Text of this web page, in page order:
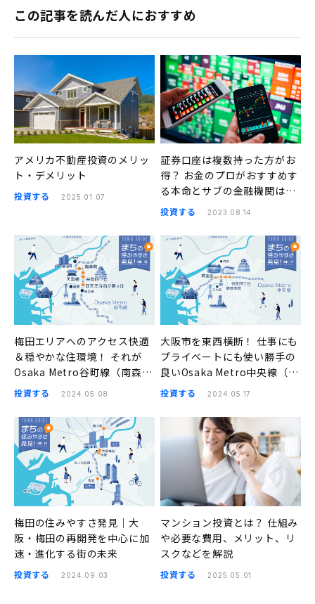
この記事を読んだ人におすすめ
アメリカ不動産投資のメリッ
ト・デメリット
投資する 2025.01.07
証券口座は複数持った方がお
得？ お金のプロがおすすめす
る本命とサブの金融機関はこ
ちら
投資する 2023.08.14
梅田エリアへのアクセス快適
＆穏やかな住環境！ それが
Osaka Metro谷町線（南森
町、天満橋、谷町四丁目、四
まちの住みやすさ発見
投資する 2024.05.08
大阪市を東西横断！ 仕事にも
プライベートにも使い勝手の
良いOsaka Metro中央線（阿
波座、本町、堺筋本町、谷町
発見
投資する 2024.05.17
梅田の住みやすさ発見｜大
阪・梅田の再開発を中心に加
速・進化する街の未来
投資する 2024.09.03
マンション投資とは？ 仕組み
や必要な費用、メリット、リ
スクなどを解説
投資する 2025.05.01